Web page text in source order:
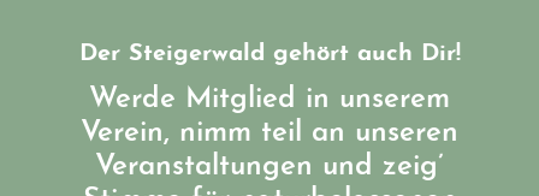
Der Steigerwald gehört auch Dir!
Werde Mitglied in unserem
Verein, nimm teil an unseren
Veranstaltungen und zeig’